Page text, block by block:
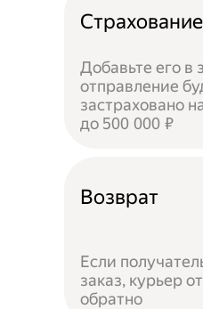
Страхование
Добавьте его в
отправление
застраховано
до 500 000 ₽
Возврат
Если
заказ, курьер
обратно